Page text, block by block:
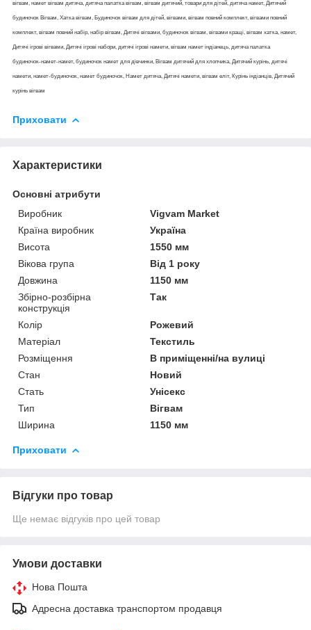
вігвам, намет вігвам дитяча, дитяча палатка вігвам, вігвам дитячий, товари для дітей, дитяча намет, Дитячий
будиночок Вігвам, Хатка вігвам, Будиночок вігвам для дітей, вігвами, вігвам повний комплект, вігвами повний
комплект, вігвам повний набір, набір вігвам, Дитячі вігвами, будиночок вігвам, вігвами кращі, вігвам хатка, намет,
Дитячі ігрові вігвами, Дитячі ігрові набори, дитячі ігрові намети, вігвам намет індіанець, дитяча палатка
будиночок-намет-намет, будиночок намет для дівчинки, Вігвам дитячий для хлопчика, Дитячий курінь, дитячі
намети, намет-будиночок, намет будиночок, Намет дитяча, Дитячі намети, вігвам еліт, Курінь індіанців, Дитячий
курінь вігвам
Приховати
Характеристики
Основні атрибути
Виробник
Vigvam Market
Країна виробник
Україна
Висота
1550 мм
Вікова група
Від 1 року
Довжина
1150 мм
Збірно-розбірна
конструкція
Так
Колір
Рожевий
Матеріал
Текстиль
Розміщення
В приміщенні/на вулиці
Стан
Новий
Стать
Унісекс
Тип
Вігвам
Ширина
1150 мм
Приховати
Відгуки про товар
Ще немає відгуків про цей товар
Умови доставки
Нова Пошта
Адресна доставка транспортом продавця